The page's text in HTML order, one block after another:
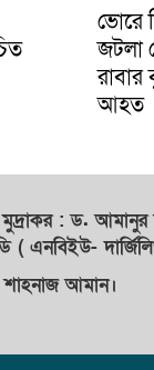
ভোরে
জটলা
রাবার
আহত
মুদ্রাকর: ড. আমানুর
এনবিইউ-
শাহনাজ আমান।